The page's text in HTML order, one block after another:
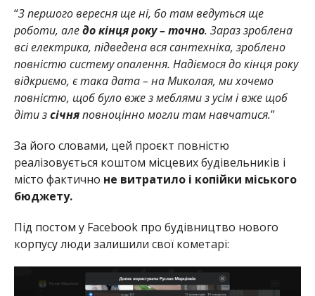
“З першого вересня ще ні, бо там ведуться ще
роботи, аледо кінця року – точно. Зараз зроблена
всі електрика, підведена вся сантехніка, зроблено
повністю систему опалення. Надіємося до кінця року
відкриємо, є така дата – на Миколая, ми хочемо
повністю, щоб було вже з меблями з усім і вже щоб
діти зсічняповноцінно могли там навчатися.”
За його словами, цей проєкт повністю
реалізовується коштом місцевих будівельників і
місто фактично не витратило і копійки міського
бюджету.
Під постом у Facebook про будівництво нового
корпусу люди залишили свої кометарі: